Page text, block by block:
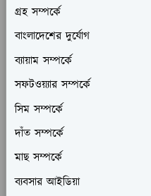
গ্রহ সম্পর্কে
বাংলাদেশের দুর্যোগ
ব্যায়াম সম্পর্কে
সফটওয়্যার সম্পর্কে
সিম সম্পর্কে
দাঁত সম্পর্কে
মাছ সম্পর্কে
ব্যবসার আইডিয়া